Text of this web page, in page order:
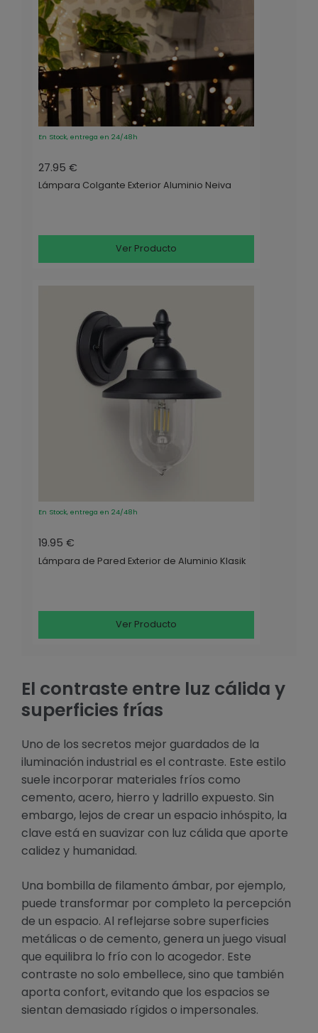
En Stock, entrega en 24/48h
27.95 €
Lámpara Colgante Exterior Aluminio Neiva
Ver Producto
En Stock, entrega en 24/48h
19.95 €
Lámpara de Pared Exterior de Aluminio Klasik
Ver Producto
El contraste entre luz cálida y
superficies frías
Uno de los secretos mejor guardados de la
iluminación industrial es el contraste. Este estilo
suele incorporar materiales fríos como
cemento, acero, hierro y ladrillo expuesto. Sin
embargo, lejos de crear un espacio inhóspito, la
clave está en suavizar con luz cálida que aporte
calidez y humanidad.
Una bombilla de filamento ámbar, por ejemplo,
puede transformar por completo la percepción
de un espacio. Al reflejarse sobre superficies
metálicas o de cemento, genera un juego visual
que equilibra lo frío con lo acogedor. Este
contraste no solo embellece, sino que también
aporta confort, evitando que los espacios se
sientan demasiado rígidos o impersonales.